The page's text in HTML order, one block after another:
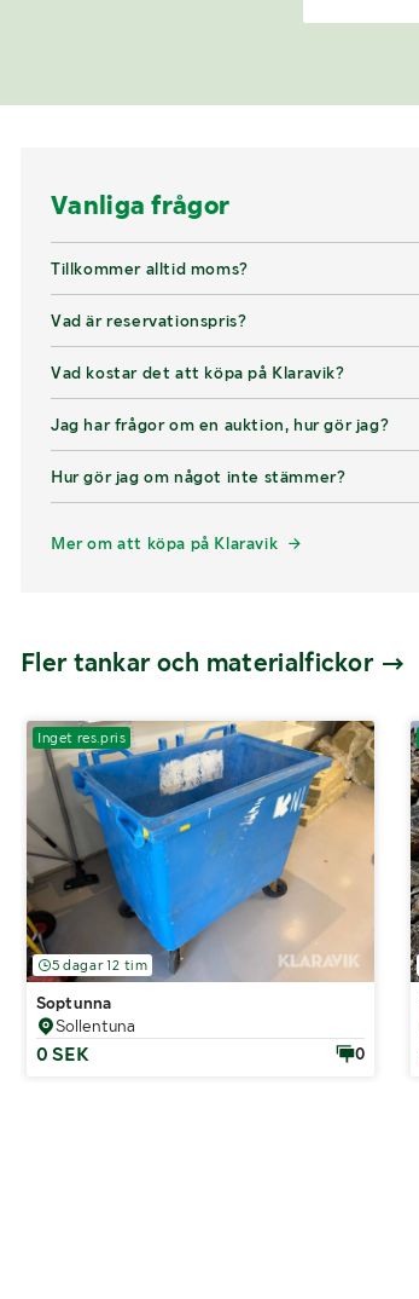
Vanliga frågor
Tillkommer alltid moms?
Vad är reservationspris?
Vad kostar det att köpa på Klaravik?
Jag har frågor om en auktion, hur gör jag?
Hur gör jag om något inte stämmer?
Mer om att köpa på Klaravik
Fler tankar och materialfickor
Inget res.pris
5 dagar 12 tim
Soptunna
Sollentuna
0 SEK 0